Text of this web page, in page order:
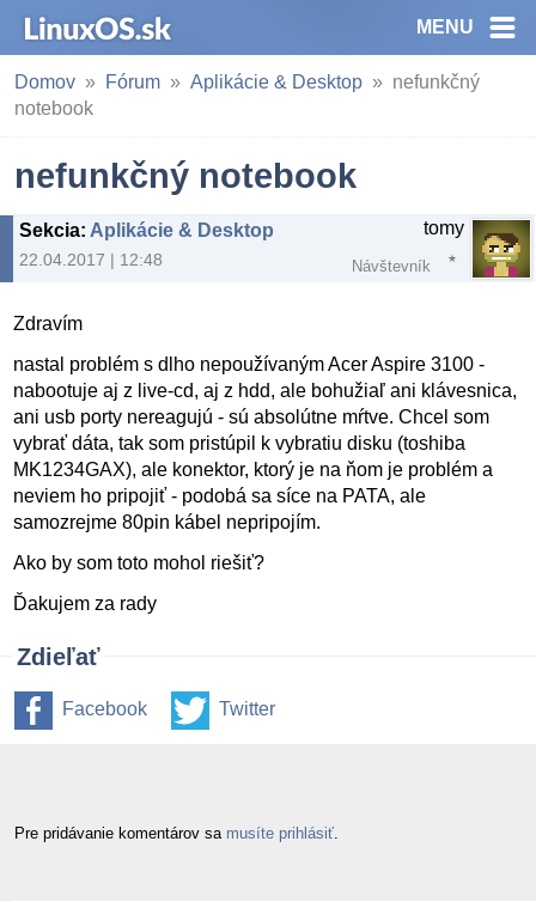
MENU
Domov Fórum Aplikácie & Desktop
nefunkčný
notebook
nefunkčný notebook
Sekcia: Aplikácie & Desktop
22.04.2017 | 12:48
tomy
Návštevník
Zdravím
nastal problém s dlho nepoužívaným Acer Aspire 3100 -
nabootuje aj z live-cd, aj z hdd, ale bohužiaľ ani klávesnica,
ani usb porty nereagujú - sú absolútne mŕtve. Chcel som
vybrať dáta, tak som pristúpil k vybratiu disku (toshiba
MK1234GAX), ale konektor, ktorý je na ňom je problém a
neviem ho pripojiť - podobá sa síce na PATA, ale
samozrejme 80pin kábel nepripojím.
Ako by som toto mohol riešiť?
Ďakujem za rady
Zdieľať
Facebook Twitter
Pre pridávanie komentárov sa musíte prihlásiť